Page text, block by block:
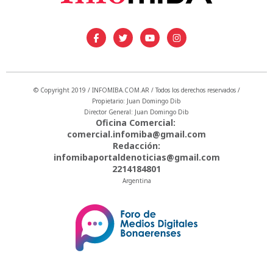
© Copyright 2019 / INFOMIBA.COM.AR / Todos los derechos reservados /
Propietario: Juan Domingo Dib
Director General: Juan Domingo Dib
Oficina Comercial:
comercial.infomiba@gmail.com
Redacción:
infomibaportaldenoticias@gmail.com
2214184801
Argentina